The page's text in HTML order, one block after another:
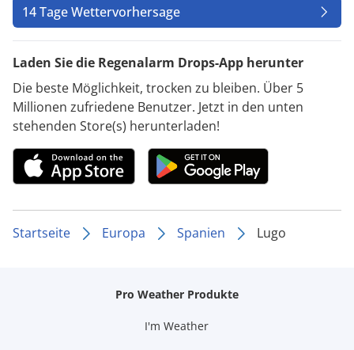
14 Tage Wettervorhersage
Laden Sie die Regenalarm Drops-App herunter
Die beste Möglichkeit, trocken zu bleiben. Über 5
Millionen zufriedene Benutzer. Jetzt in den unten
stehenden Store(s) herunterladen!
Startseite Europa Spanien Lugo
Pro Weather Produkte
I'm Weather